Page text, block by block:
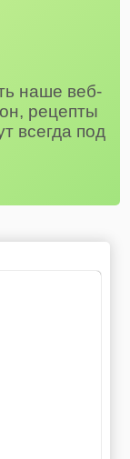
наше веб-
рецепты
всегда под